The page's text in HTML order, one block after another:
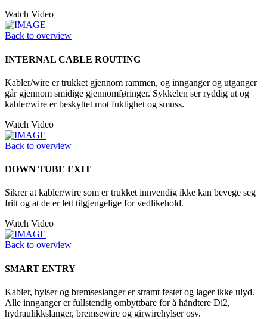
Watch Video
Back to overview
INTERNAL CABLE ROUTING
Kabler/wire er trukket gjennom rammen, og innganger og utganger
går gjennom smidige gjennomføringer. Sykkelen ser ryddig ut og
kabler/wire er beskyttet mot fuktighet og smuss.
Watch Video
Back to overview
DOWN TUBE EXIT
Sikrer at kabler/wire som er trukket innvendig ikke kan bevege seg
fritt og at de er lett tilgjengelige for vedlikehold.
Watch Video
Back to overview
SMART ENTRY
Kabler, hylser og bremseslanger er stramt festet og lager ikke ulyd.
Alle innganger er fullstendig ombyttbare for å håndtere Di2,
hydraulikkslanger, bremsewire og girwirehylser osv.